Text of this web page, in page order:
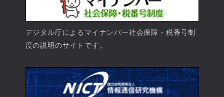
デジタル庁によるマイナンバー社会保障・税番号制
度の説明のサイトです。